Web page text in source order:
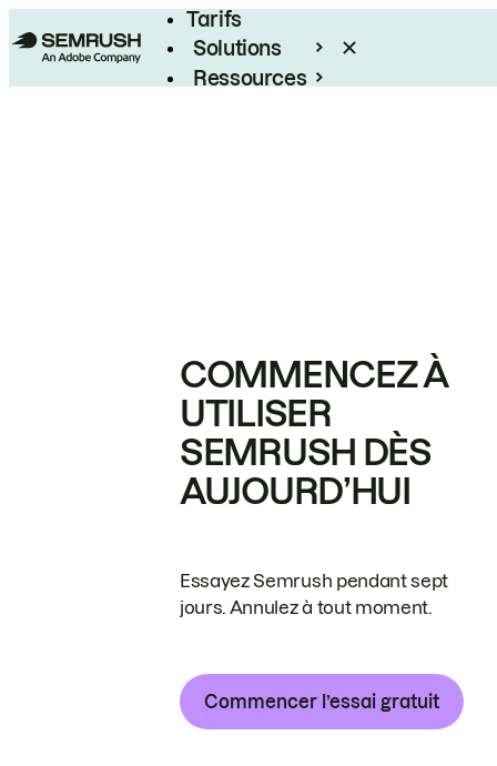
Tarifs
Solutions
Ressources
COMMENCEZ À
UTILISER
SEMRUSH DÈS
AUJOURD’HUI
Essayez Semrush pendant sept
jours. Annulez à tout moment.
Commencer l’essai gratuit